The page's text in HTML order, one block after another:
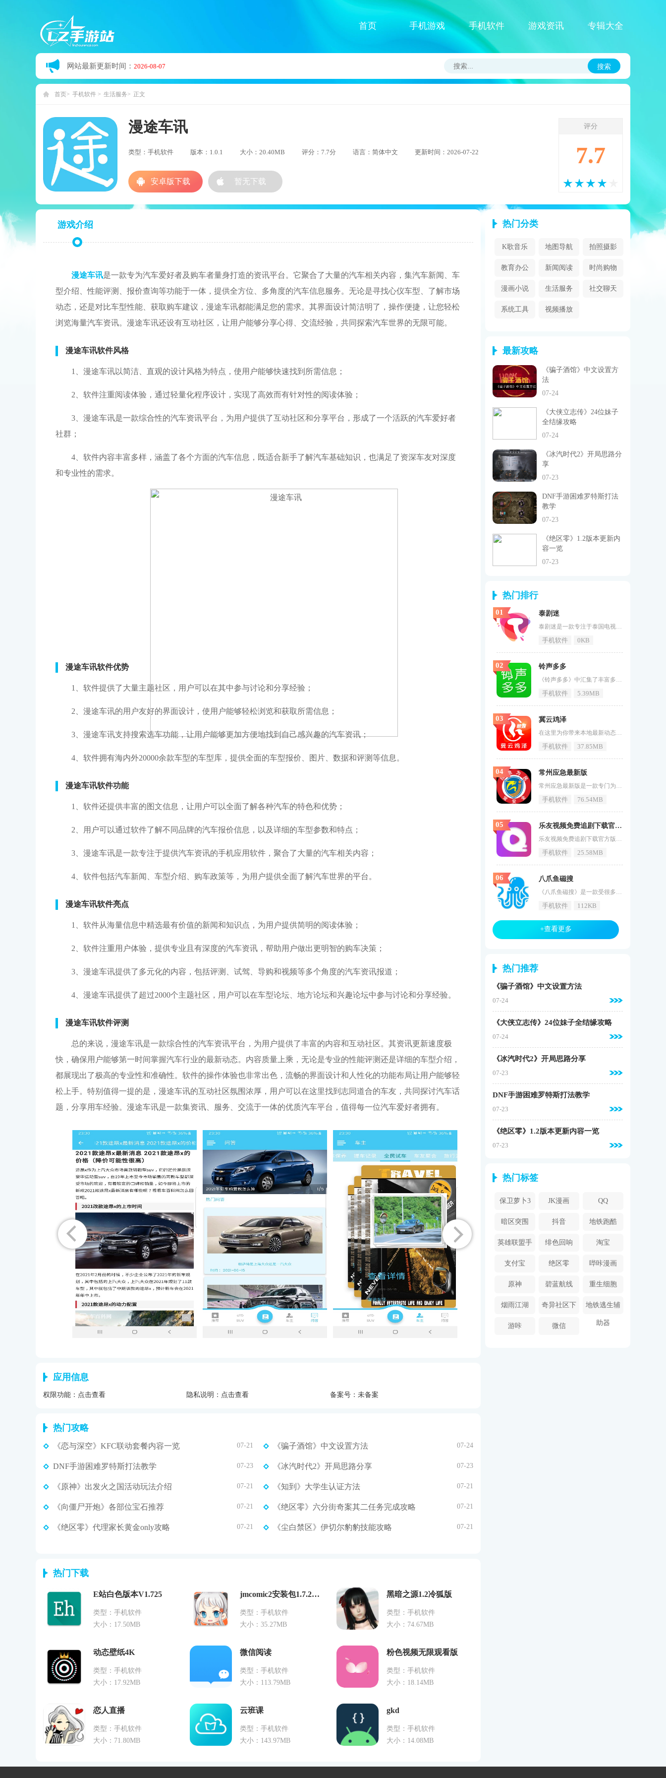
首页 手机游戏 手机软件 游戏资讯 专辑大全
网站最新更新时间： 2026-08-07 搜索
首页 手机软件 生活服务 正文
漫途车讯
类型：手机软件 版本：1.0.1 大小：20.40MB 评分：7.7分 语言：简体中文 更新时间：2026-07-22
评分
7.7
游戏介绍
漫途车讯是一款专为汽车爱好者及购车者量身打造的资讯平台。它聚合了大量的汽车相关内容，集汽车新闻、车
型介绍、性能评测、报价查询等功能于一体，提供全方位、多角度的汽车信息服务。无论是寻找心仪车型、了解市场
动态，还是对比车型性能、获取购车建议，漫途车讯都能满足您的需求。其界面设计简洁明了，操作便捷，让您轻松
浏览海量汽车资讯。漫途车讯还设有互动社区，让用户能够分享心得、交流经验，共同探索汽车世界的无限可能。
漫途车讯软件风格
1、漫途车讯以简洁、直观的设计风格为特点，使用户能够快速找到所需信息；
2、软件注重阅读体验，通过轻量化程序设计，实现了高效而有针对性的阅读体验；
3、漫途车讯是一款综合性的汽车资讯平台，为用户提供了互动社区和分享平台，形成了一个活跃的汽车爱好者
社群；
4、软件内容丰富多样，涵盖了各个方面的汽车信息，既适合新手了解汽车基础知识，也满足了资深车友对深度
和专业性的需求。
漫途车讯软件优势
1、软件提供了大量主题社区，用户可以在其中参与讨论和分享经验；
2、漫途车讯的用户友好的界面设计，使用户能够轻松浏览和获取所需信息；
3、漫途车讯支持搜索选车功能，让用户能够更加方便地找到自己感兴趣的汽车资讯；
4、软件拥有海内外20000余款车型的车型库，提供全面的车型报价、图片、数据和评测等信息。
漫途车讯软件功能
1、软件还提供丰富的图文信息，让用户可以全面了解各种汽车的特色和优势；
2、用户可以通过软件了解不同品牌的汽车报价信息，以及详细的车型参数和特点；
3、漫途车讯是一款专注于提供汽车资讯的手机应用软件，聚合了大量的汽车相关内容；
4、软件包括汽车新闻、车型介绍、购车政策等，为用户提供全面了解汽车世界的平台。
漫途车讯软件亮点
1、软件从海量信息中精选最有价值的新闻和知识点，为用户提供简明的阅读体验；
2、软件注重用户体验，提供专业且有深度的汽车资讯，帮助用户做出更明智的购车决策；
3、漫途车讯提供了多元化的内容，包括评测、试驾、导购和视频等多个角度的汽车资讯报道；
4、漫途车讯提供了超过2000个主题社区，用户可以在车型论坛、地方论坛和兴趣论坛中参与讨论和分享经验。
漫途车讯软件评测
总的来说，漫途车讯是一款综合性的汽车资讯平台，为用户提供了丰富的内容和互动社区。其资讯更新速度极
快，确保用户能够第一时间掌握汽车行业的最新动态。内容质量上乘，无论是专业的性能评测还是详细的车型介绍，
都展现出了极高的专业性和准确性。软件的操作体验也非常出色，流畅的界面设计和人性化的功能布局让用户能够轻
松上手。特别值得一提的是，漫途车讯的互动社区氛围浓厚，用户可以在这里找到志同道合的车友，共同探讨汽车话
题，分享用车经验。漫途车讯是一款集资讯、服务、交流于一体的优质汽车平台，值得每一位汽车爱好者拥有。
应用信息
权限功能： 点击查看 隐私说明： 点击查看 备案号：未备案
热门攻略
《恋与深空》KFC联动套餐内容一览 07-21 《骗子酒馆》中文设置方法 07-24
DNF手游困难罗特斯打法教学 07-23 《冰汽时代2》开局思路分享 07-23
《原神》出发火之国活动玩法介绍 07-21 《知到》大学生认证方法 07-21
《向僵尸开炮》各部位宝石推荐 07-21 《绝区零》六分街奇案其二任务完成攻略 07-21
《绝区零》代理家长黄金only攻略 07-21 《尘白禁区》伊切尔豹豹技能攻略 07-21
热门下载
E站白色版本V1.725
类型：手机软件
大小：17.50MB
jmcomic2安装包1.7.2最新版
类型：手机软件
大小：35.27MB
黑暗之源1.2冷狐版
类型：手机软件
大小：74.67MB
动态壁纸4K
类型：手机软件
大小：17.92MB
微信阅读
类型：手机软件
大小：113.79MB
粉色视频无限观看版
类型：手机软件
大小：18.14MB
恋人直播
类型：手机软件
大小：71.80MB
云班课
类型：手机软件
大小：143.97MB
gkd
类型：手机软件
大小：14.08MB
热门分类
K歌音乐 地图导航 拍照摄影
教育办公 新闻阅读 时尚购物
漫画小说 生活服务 社交聊天
系统工具 视频播放
最新攻略
《骗子酒馆》中文设置方
法
07-24
《大侠立志传》24位妹子
全结缘攻略
07-24
《冰汽时代2》开局思路分
享
07-23
DNF手游困难罗特斯打法
教学
07-23
《绝区零》1.2版本更新内
容一览
07-23
热门排行
泰剧迷
泰剧迷是一款专注于泰国电视剧的app，以其丰富的内容、高清画质、实时更新、多语种字幕、社交互动、离线观看、简洁界面设计、安全保障、智能推荐和追星互动等特点，成为了众多喜欢泰国电视剧用户的首选。无论是在家中还是在旅途中，只需打开泰剧迷，便可尽情享受泰国电视剧带来的愉悦时光。感兴趣的小伙伴赶快下载最新的软件版本吧。泰剧迷软件特点1.泰剧迷还提供了多种播放模式，如全屏播放、小窗播放等，以满足用户的多样化需求。2.泰剧迷还提供了“看我看”功能，让用户可以实时查看其他用户的观看记
手机软件 0KB
01
铃声多多
《铃声多多》中汇集了丰富多样的不同类型的手机铃声，还有着不同节奏，旋律的铃声资源库全部都是免费的提供给广大的用户自由的进行下载和设置，你可以点击铃声就可以播放了，而且你还可以将你喜欢的铃声设置成短信，来电，闹钟等等。铃声多多特色独家是王者《中国之声》、《我是歌手》是经典大片独家的综艺资源和主题曲。更贴心更准确根据您的历史，爱尚铃声推荐来电、闹钟和短信铃声。大量铃声流行歌手，流行主题，情绪和体裁能让你在各个方面都满意。铃声多多亮点实时热点跟踪每日、每周定点更
手机软件 5.39MB
02
冀云鸡泽
在这里为你带来本地最新动态，阅读最新的新闻资讯内容，你所感兴趣的新闻都可以在这里找到。《冀云鸡泽》是一款智能化的手机新闻资讯服务软件，将生活信息爆料呈现给你。冀云鸡泽介绍以鸡泽县为主要的服务对象，将县城的新闻，民生，政策以及政务等等方方面面的便民服务都融合在这款软件之中，让当地的小伙伴们在办理事务的时候可以更加的便捷哟！感兴趣的小伙伴们赶快来下载体验吧！冀云鸡泽特色1、冀云鸡泽app客户端是鸡泽县融媒体中心倾力打造的鸡泽县第一新闻客户端;2、是以“新闻+党建+政务+
手机软件 37.85MB
03
常州应急最新版
常州应急最新版是一款专门为常州市本地用户打造的优质应急学习平台APP。它涵盖了丰富多样的应急知识，无论是自然灾害应对，还是突发事故处理，都有详细讲解。这里有生动的图文资料、直观的视频教程，让用户能快速掌握关键的应急技能。它还会实时推送本地的应急预警信息，使居民能第一时间做好准备。设有互动社区，用户可分享经验、交流心得。这是保障常州人民生命财产安全的得力助手。用户感兴趣的小伙伴赶快下载最新的软件版本吧。常州应急软件功能1.应急知识讲解功能，多种形式呈现。2.本地应急
手机软件 76.54MB
04
乐友视频免费追剧下载官方版最新版
乐友视频免费追剧下载官方版最新版是一款全新的视频流媒体服务APP，提供了丰富多样的影视内容，包括最新的电影、热门的电视剧、经典的纪录片以及各种独家节目。这款APP致力于为用户带来高质量的观影体验，无论是家庭影院还是移动观看，都能满足您的需求。乐友视频拥有直观的用户界面和强大的搜索功能，使得寻找和观看喜欢的内容变得轻而易举。如果你是一个电影爱好者或者追剧狂热者，乐友视频将是你的不二选择。赶快下载最新版本，随时随地享受精彩的影视盛宴吧！乐友视频软件功能1.海量影视资源：提供
手机软件 25.58MB
05
八爪鱼磁搜
《八爪鱼磁搜》是一款受很多用户喜欢的磁力搜索软件，在这里只需要搜索就可找到自己喜欢的资源内容，想要的内容都可以下载到手机中，找寻资源的过程非常的轻松，便捷的搜索方式让用户可以更好地进行使用，软件界面设计非常的简洁，人性化的功能按键，让使用更加的方便。八爪鱼磁搜特点1、操作简单功能更好用：方便用户快速查找，没有任何病毒危险，查找的资源可以秒下载到本地，点击即可使用。2、所有功能和资源都是免费的：可以更好地查找资源，用户不再担心查找资源会收费，只为给用户最好的资源查找功能。
手机软件 112KB
06
+查看更多
热门推荐
《骗子酒馆》中文设置方法
07-24
《大侠立志传》24位妹子全结缘攻略
07-24
《冰汽时代2》开局思路分享
07-23
DNF手游困难罗特斯打法教学
07-23
《绝区零》1.2版本更新内容一览
07-23
热门标签
保卫萝卜3 JK漫画 QQ
暗区突围 抖音 地铁跑酷
英雄联盟手
游
绯色回响 淘宝
支付宝 绝区零 哔咔漫画
2024
原神 碧蓝航线 重生细胞
烟雨江湖 奇异社区下
载安装
地铁逃生辅
助器
游咔 微信